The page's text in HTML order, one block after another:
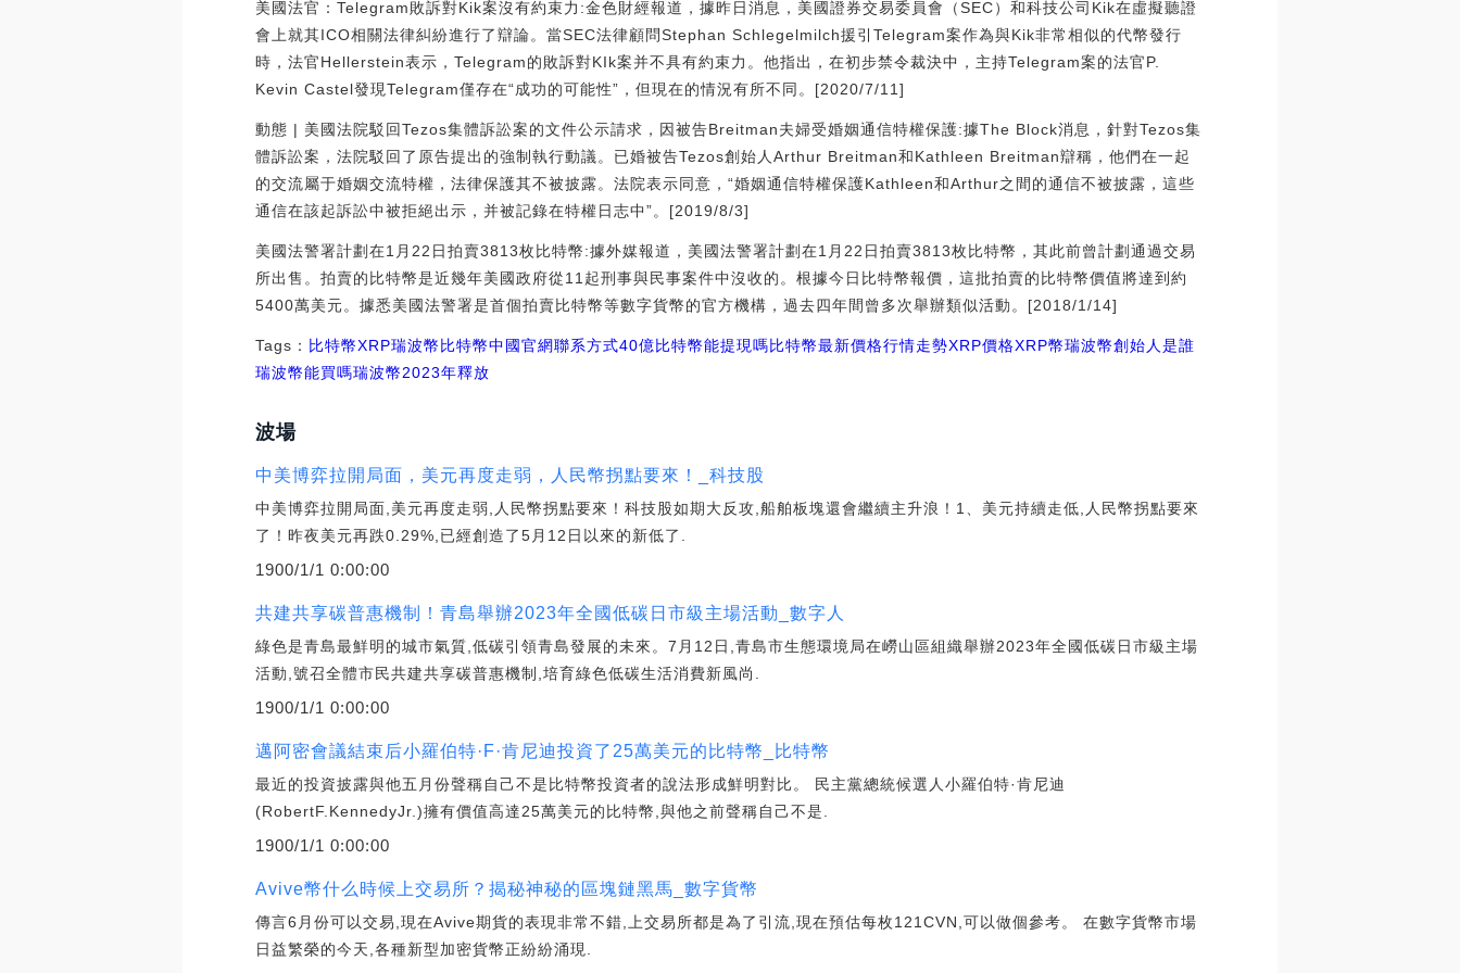
美國法官：Telegram敗訴對Kik案沒有約束力:金色財經報道，據昨日消息，美國證券交易委員會（SEC）和科技公司Kik在虛擬聽證
會上就其ICO相關法律糾紛進行了辯論。當SEC法律顧問Stephan Schlegelmilch援引Telegram案作為與Kik非常相似的代幣發行
時，法官Hellerstein表示，Telegram的敗訴對KIk案并不具有約束力。他指出，在初步禁令裁決中，主持Telegram案的法官P.
Kevin Castel發現Telegram僅存在“成功的可能性”，但現在的情況有所不同。[2020/7/11]
動態 | 美國法院駁回Tezos集體訴訟案的文件公示請求，因被告Breitman夫婦受婚姻通信特權保護:據The Block消息，針對Tezos集
體訴訟案，法院駁回了原告提出的強制執行動議。已婚被告Tezos創始人Arthur Breitman和Kathleen Breitman辯稱，他們在一起
的交流屬于婚姻交流特權，法律保護其不被披露。法院表示同意，“婚姻通信特權保護Kathleen和Arthur之間的通信不被披露，這些
通信在該起訴訟中被拒絕出示，并被記錄在特權日志中”。[2019/8/3]
美國法警署計劃在1月22日拍賣3813枚比特幣:據外媒報道，美國法警署計劃在1月22日拍賣3813枚比特幣，其此前曾計劃通過交易
所出售。拍賣的比特幣是近幾年美國政府從11起刑事與民事案件中沒收的。根據今日比特幣報價，這批拍賣的比特幣價值將達到約
5400萬美元。據悉美國法警署是首個拍賣比特幣等數字貨幣的官方機構，過去四年間曾多次舉辦類似活動。[2018/1/14]
Tags： 比特幣XRP瑞波幣比特幣中國官網聯系方式40億比特幣能提現嗎比特幣最新價格行情走勢XRP價格XRP幣瑞波幣創始人是誰
瑞波幣能買嗎瑞波幣2023年釋放
波場
中美博弈拉開局面，美元再度走弱，人民幣拐點要來！_科技股
中美博弈拉開局面,美元再度走弱,人民幣拐點要來！科技股如期大反攻,船舶板塊還會繼續主升浪！1、美元持續走低,人民幣拐點要來
了！昨夜美元再跌0.29%,已經創造了5月12日以來的新低了.
1900/1/1 0:00:00
共建共享碳普惠機制！青島舉辦2023年全國低碳日市級主場活動_數字人
綠色是青島最鮮明的城市氣質,低碳引領青島發展的未來。7月12日,青島市生態環境局在嶗山區組織舉辦2023年全國低碳日市級主場
活動,號召全體市民共建共享碳普惠機制,培育綠色低碳生活消費新風尚.
1900/1/1 0:00:00
邁阿密會議結束后小羅伯特·F·肯尼迪投資了25萬美元的比特幣_比特幣
最近的投資披露與他五月份聲稱自己不是比特幣投資者的說法形成鮮明對比。 民主黨總統候選人小羅伯特·肯尼迪
(RobertF.KennedyJr.)擁有價值高達25萬美元的比特幣,與他之前聲稱自己不是.
1900/1/1 0:00:00
Avive幣什么時候上交易所？揭秘神秘的區塊鏈黑馬_數字貨幣
傳言6月份可以交易,現在Avive期貨的表現非常不錯,上交易所都是為了引流,現在預估每枚121CVN,可以做個參考。 在數字貨幣市場
日益繁榮的今天,各種新型加密貨幣正紛紛涌現.